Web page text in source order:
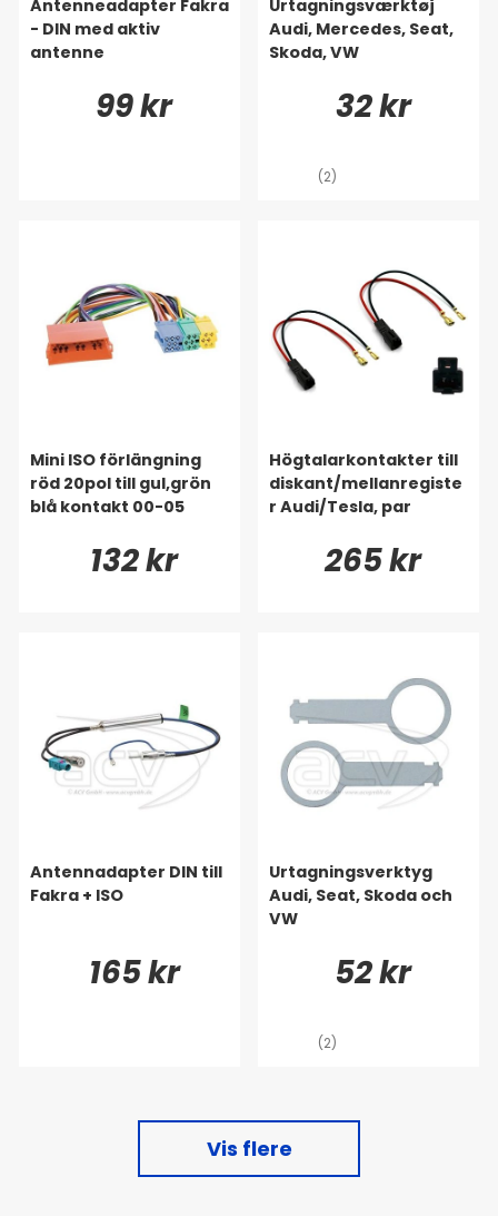
Antenneadapter Fakra
- DIN med aktiv
antenne
99 kr
Urtagningsværktøj
Audi, Mercedes, Seat,
Skoda, VW
32 kr
(2)
Mini ISO förlängning
röd 20pol till gul,grön
blå kontakt 00-05
132 kr
Högtalarkontakter till
diskant/mellanregiste
r Audi/Tesla, par
265 kr
Antennadapter DIN till
Fakra + ISO
165 kr
Urtagningsverktyg
Audi, Seat, Skoda och
VW
52 kr
(2)
Vis flere